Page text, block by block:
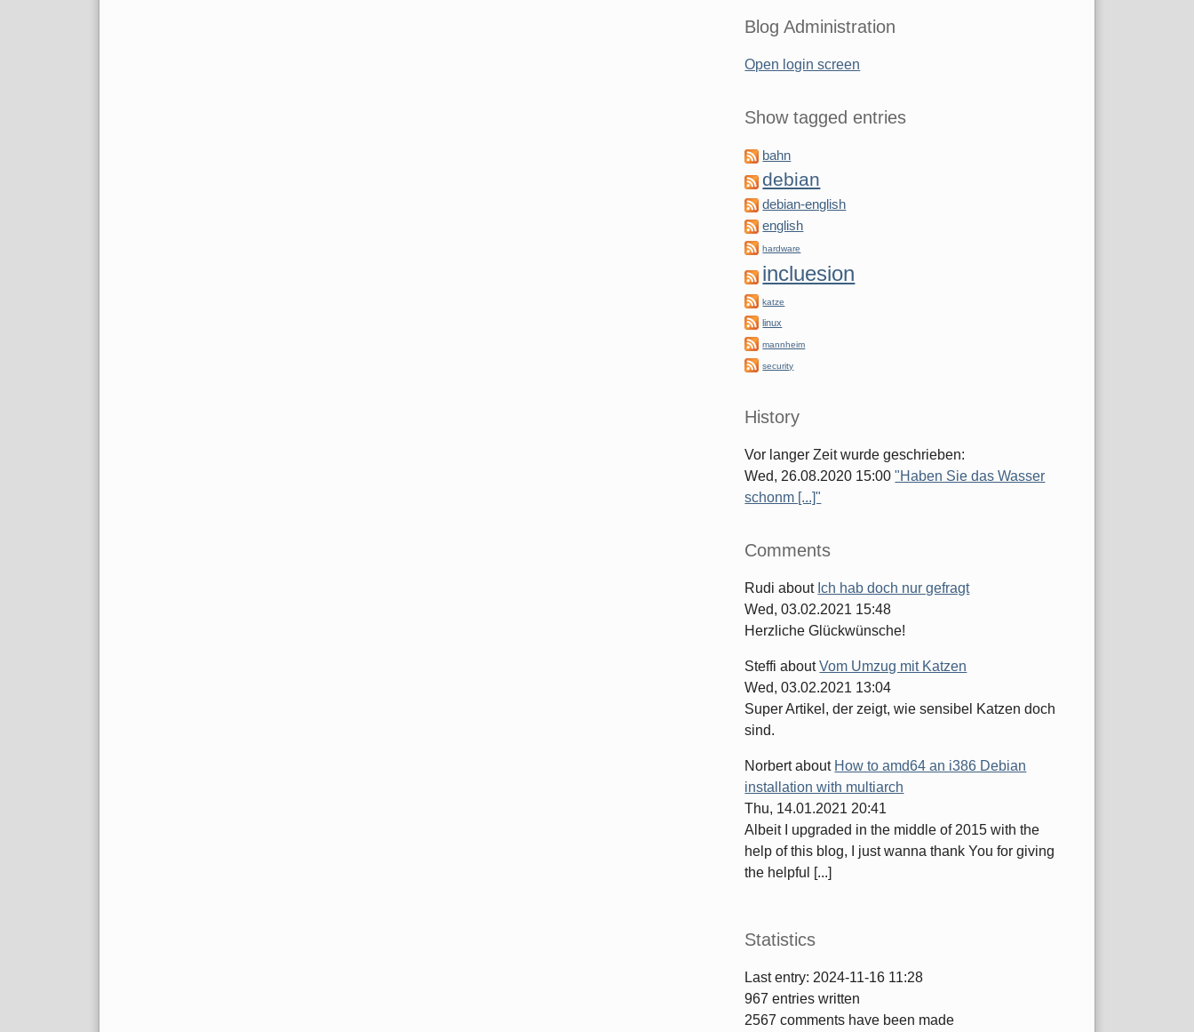
Blog Administration
Open login screen
Show tagged entries
bahn
debian
debian-english
english
hardware
incluesion
katze
linux
mannheim
security
History
Vor langer Zeit wurde geschrieben:
Wed, 26.08.2020 15:00"Haben Sie das Wasser
schonm [...]"
Comments
Rudi about Ich hab doch nur gefragt
Wed, 03.02.2021 15:48
Herzliche Glückwünsche!
Steffi aboutVom Umzug mit Katzen
Wed, 03.02.2021 13:04
Super Artikel, der zeigt, wie sensibel Katzen doch
sind.
Norbertabout How to amd64 an i386 Debian
installation with multiarch
Thu, 14.01.2021 20:41
Albeit I upgraded in the middle of 2015 with the
help of this blog, I just wanna thank You for giving
the helpful [...]
Statistics
Last entry: 2024-11-16 11:28
967 entries written
2567 comments have been made